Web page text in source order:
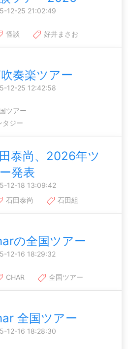
12-25 21:02:49
怪談 好井まさお
奏楽ツアー
12-25 12:42:58
ツアー
タジー
泰尚、2026年ツ
発表
12-18 13:09:42
石田泰尚 石田組
の全国ツアー
12-16 18:29:32
CHAR 全国ツアー
全国ツアー
12-16 18:28:30